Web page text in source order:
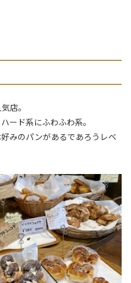
店。
ード系にふわふわ系。
みのパンがあるであろうレベ